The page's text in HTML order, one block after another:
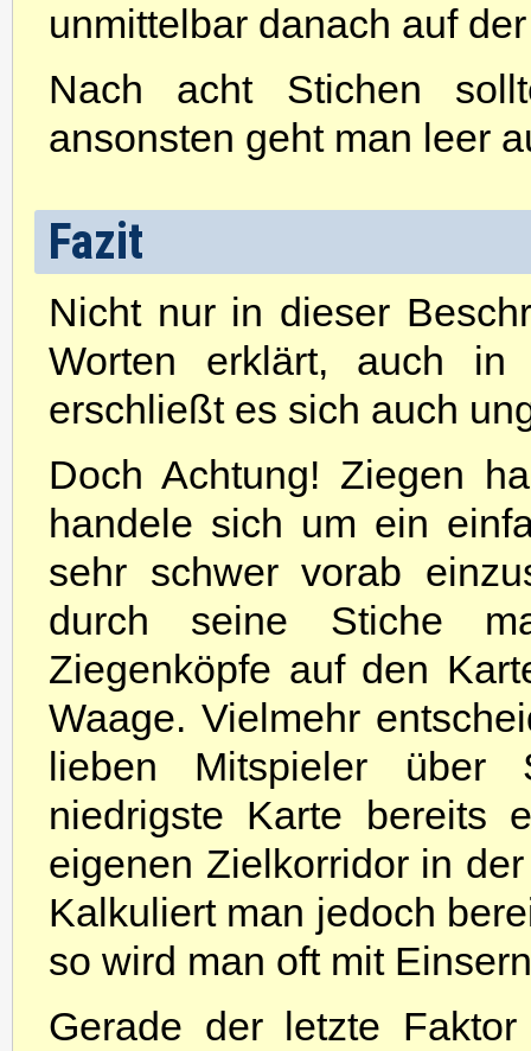
unmittelbar danach auf
Nach acht Stichen
ansonsten geht man leer
Fazit
Nicht nur in dieser
Worten erklärt, auch in
erschließt es sich auch
Doch Achtung! Ziegen
handele sich um ein
sehr schwer vorab
durch seine Stiche
Ziegenköpfe auf den
Waage. Vielmehr
lieben Mitspieler über
niedrigste Karte bereits
eigenen Zielkorridor in
Kalkuliert man jedoch
so wird man oft mit
Gerade der letzte